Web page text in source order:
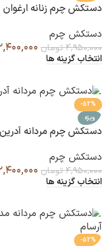
دستکش چرم زنانه ارغوان
دستکش چرم
۴,۹۵۰,۰۰۰تومان
انتخاب گزینه ها
-52%
ویژه
دستکش چرم مردانه آدرین
دستکش چرم
۴,۹۵۰,۰۰۰تومان
انتخاب گزینه ها
-52%